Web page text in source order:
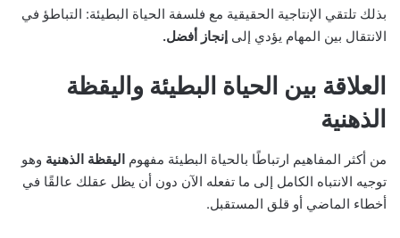
بذلك تلتقي الإنتاجية الحقيقية مع فلسفة الحياة البطيئة: التباطؤ في
الانتقال بين المهام يؤدي إلى إنجاز أفضل.
العلاقة بين الحياة البطيئة واليقظة
الذهنية
من أكثر المفاهيم ارتباطًا بالحياة البطيئة مفهوم اليقظة الذهنية وهو
توجيه الانتباه الكامل إلى ما تفعله الآن دون أن يظل عقلك عالقًا في
أخطاء الماضي أو قلق المستقبل.